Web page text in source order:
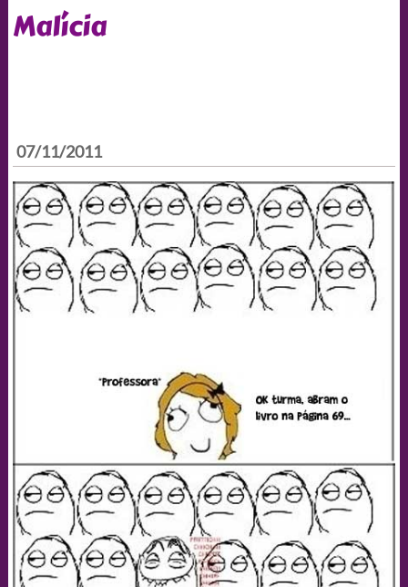
Malícia
07/11/2011